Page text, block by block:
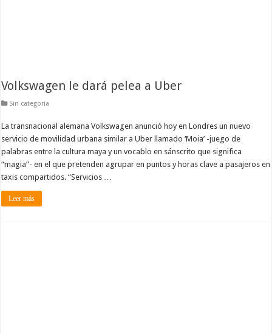
Volkswagen le dará pelea a Uber
Sin categoría
La transnacional alemana Volkswagen anunció hoy en Londres un nuevo
servicio de movilidad urbana similar a Uber llamado ‘Moia’ -juego de
palabras entre la cultura maya y un vocablo en sánscrito que significa
“magia”- en el que pretenden agrupar en puntos y horas clave a pasajeros en
taxis compartidos. “Servicios …
Leer más